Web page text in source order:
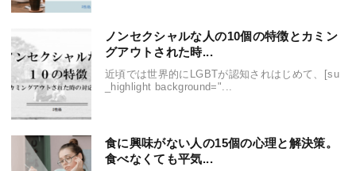
ノンセクシャルな人の10個の特徴とカミン
グアウトされた時...
近頃では世界的にLGBTが認知されはじめて、[su
_highlight background="...
食に興味がない人の15個の心理と解決策。
食べなくても平気...